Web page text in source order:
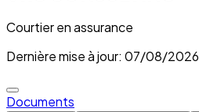
Courtier en assurance
Dernière mise à jour: 07/08/2026
Documents